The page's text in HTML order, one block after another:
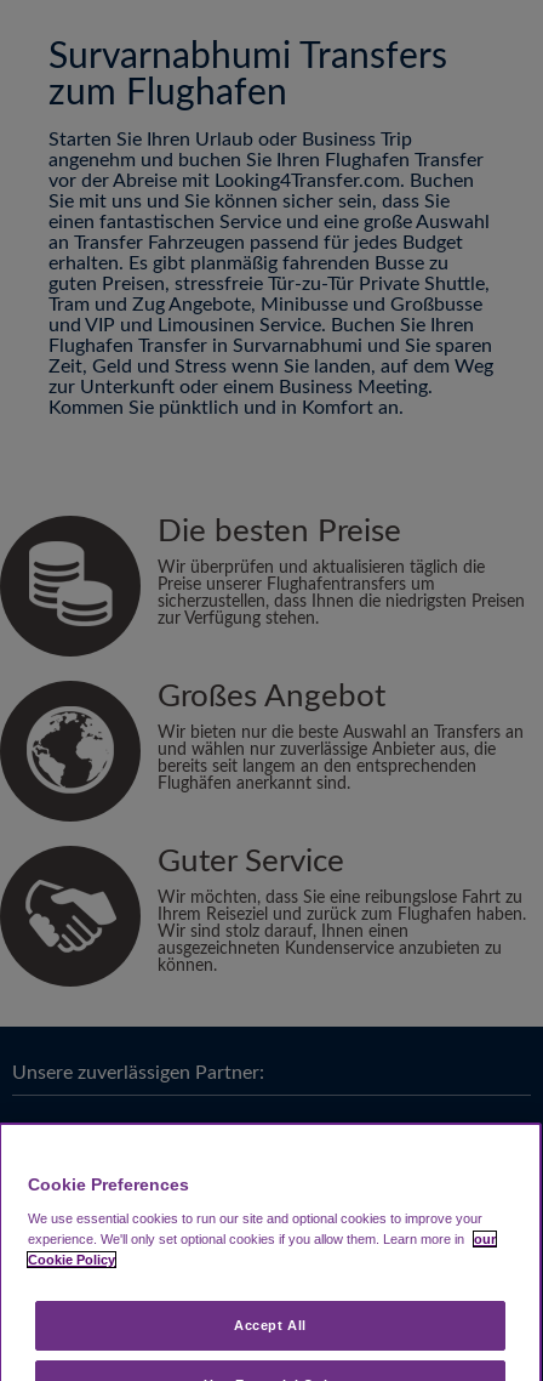
Survarnabhumi Transfers
zum Flughafen
Starten Sie Ihren Urlaub oder Business Trip
angenehm und buchen Sie Ihren Flughafen Transfer
vor der Abreise mit Looking4Transfer.com. Buchen
Sie mit uns und Sie können sicher sein, dass Sie
einen fantastischen Service und eine große Auswahl
an Transfer Fahrzeugen passend für jedes Budget
erhalten. Es gibt planmäßig fahrenden Busse zu
guten Preisen, stressfreie Tür-zu-Tür Private Shuttle,
Tram und Zug Angebote, Minibusse und Großbusse
und VIP und Limousinen Service. Buchen Sie Ihren
Flughafen Transfer in Survarnabhumi und Sie sparen
Zeit, Geld und Stress wenn Sie landen, auf dem Weg
zur Unterkunft oder einem Business Meeting.
Kommen Sie pünktlich und in Komfort an.
Die besten Preise
Wir überprüfen und aktualisieren täglich die
Preise unserer Flughafentransfers um
sicherzustellen, dass Ihnen die niedrigsten Preisen
zur Verfügung stehen.
Großes Angebot
Wir bieten nur die beste Auswahl an Transfers an
und wählen nur zuverlässige Anbieter aus, die
bereits seit langem an den entsprechenden
Flughäfen anerkannt sind.
Guter Service
Wir möchten, dass Sie eine reibungslose Fahrt zu
Ihrem Reiseziel und zurück zum Flughafen haben.
Wir sind stolz darauf, Ihnen einen
ausgezeichneten Kundenservice anzubieten zu
können.
Unsere zuverlässigen Partner:
Cookie Preferences
We use essential cookies to run our site and optional cookies to improve your
experience. We'll only set optional cookies if you allow them. Learn more in
our
Cookie Policy
Accept All